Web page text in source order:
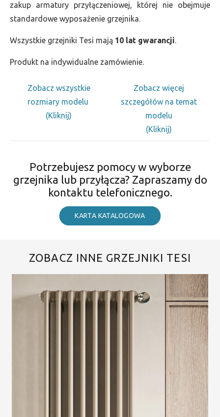
zakup armatury przyłączeniowej, której nie obejmuje
standardowe wyposażenie grzejnika.
Wszystkie grzejniki Tesi mają 10 lat gwarancji.
Produkt na indywidualne zamówienie.
Zobacz wszystkie
rozmiary modelu
(Kliknij)
Zobacz więcej
szczegółów na temat
modelu
(Kliknij)
Potrzebujesz pomocy w wyborze
grzejnika lub przyłącza? Zapraszamy do
kontaktu telefonicznego.
KARTA KATALOGOWA
ZOBACZ INNE GRZEJNIKI TESI